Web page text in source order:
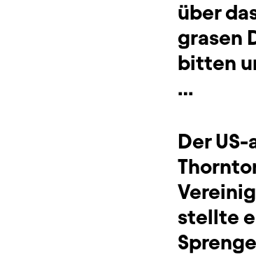
über
grasen
bitten
…
Der
stellte